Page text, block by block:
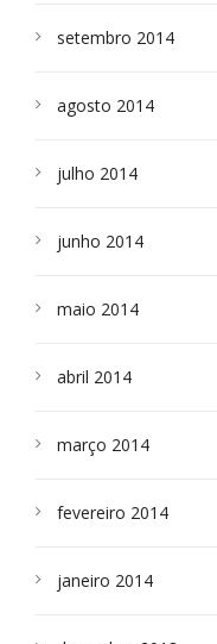
setembro 2014
agosto 2014
julho 2014
junho 2014
maio 2014
abril 2014
março 2014
fevereiro 2014
janeiro 2014